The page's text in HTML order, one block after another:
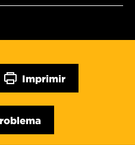
Imprimir